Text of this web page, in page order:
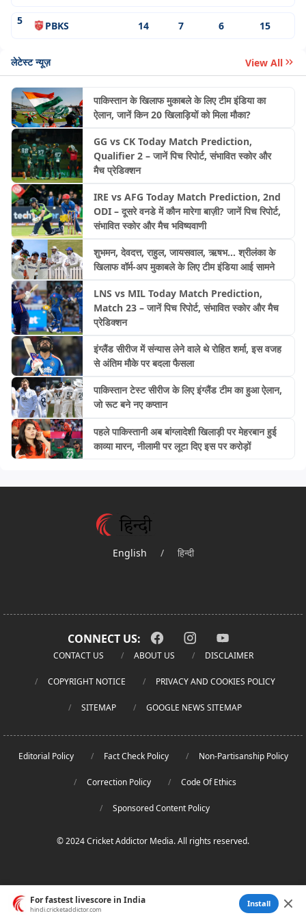
5 PBKS 14 7 6 15
लेटेस्ट न्यूज़ View All
पाकिस्तान के खिलाफ मुकाबले के लिए टीम इंडिया का
ऐलान, जानें किन 20 खिलाड़ियों को मिला मौका?
GG vs CK Today Match Prediction,
Qualifier 2 – जानें पिच रिपोर्ट, संभावित स्कोर और
मैच प्रेडिक्शन
IRE vs AFG Today Match Prediction, 2nd
ODI – दूसरे वनडे में कौन मारेगा बाज़ी? जानें पिच रिपोर्ट,
संभावित स्कोर और मैच भविष्यवाणी
शुभमन, देवदत्त, राहुल, जायसवाल, ऋषभ... श्रीलंका के
खिलाफ वॉर्म-अप मुकाबले के लिए टीम इंडिया आई सामने
LNS vs MIL Today Match Prediction,
Match 23 – जानें पिच रिपोर्ट, संभावित स्कोर और मैच
प्रेडिक्शन
इंग्लैंड सीरीज में संन्यास लेने वाले थे रोहित शर्मा, इस वजह
से अंतिम मौके पर बदला फैसला
पाकिस्तान टेस्ट सीरीज के लिए इंग्लैंड टीम का हुआ ऐलान,
जो रूट बने नए कप्तान
पहले पाकिस्तानी अब बांग्लादेशी खिलाड़ी पर मेहरबान हुई
काव्या मारन, नीलामी पर लूटा दिए इस पर करोड़ों
English / हिन्दी
CONNECT US:
CONTACT US ABOUT US DISCLAIMER
COPYRIGHT NOTICE PRIVACY AND COOKIES POLICY
SITEMAP GOOGLE NEWS SITEMAP
Editorial Policy Fact Check Policy Non-Partisanship Policy
Correction Policy Code Of Ethics
Sponsored Content Policy
© 2024 Cricket Addictor Media. All rights reserved.
For fastest livescore in India
hindi.cricketaddictor.com
Install